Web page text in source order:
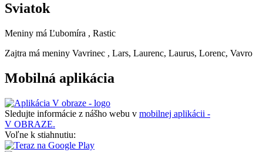
Sviatok
Meniny má Ľubomíra , Rastic
Zajtra má meniny Vavrinec , Lars, Laurenc, Laurus, Lorenc, Vavro
Mobilná aplikácia
Sledujte informácie z nášho webu v mobilnej aplikácii -
V OBRAZE.
Voľne k stiahnutiu: